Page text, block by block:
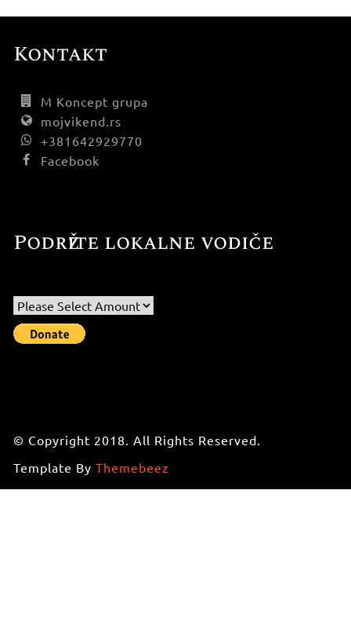
Kontakt
M Koncept grupa
mojvikend.rs
+381642929770
Facebook
Podržite lokalne vodiče
© Copyright 2018. All Rights Reserved.
Template ByThemebeez